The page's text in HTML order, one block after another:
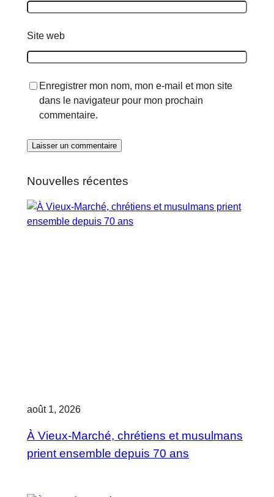
Site web
Enregistrer mon nom, mon e-mail et mon site
dans le navigateur pour mon prochain
commentaire.
Nouvelles récentes
août 1, 2026
À Vieux-Marché, chrétiens et musulmans
prient ensemble depuis 70 ans